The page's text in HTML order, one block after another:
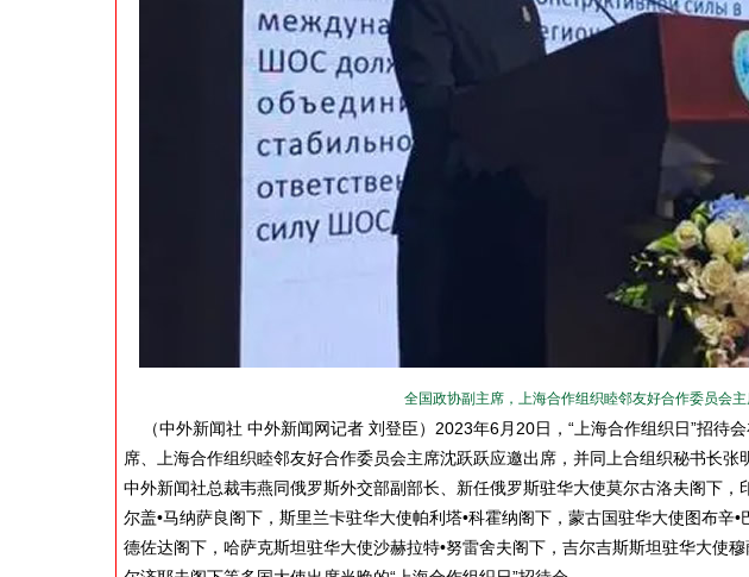
全国政协副主席，上海合作组织睦邻友好合作委员会
（中外新闻社 中外新闻网记者 刘登臣）2023年6月20日，“上海合作组织日”招待
席、上海合作组织睦邻友好合作委员会主席沈跃跃应邀出席，并同上合组织秘书长张
中外新闻社总裁韦燕同俄罗斯外交部副部长、新任俄罗斯驻华大使莫尔古洛夫阁下
尔盖•马纳萨良阁下，斯里兰卡驻华大使帕利塔•科霍纳阁下，蒙古国驻华大使图布辛
德佐达阁下，哈萨克斯坦驻华大使沙赫拉特•努雷舍夫阁下，吉尔吉斯斯坦驻华大使